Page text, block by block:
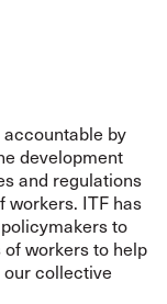
by
development
and regulations
workers. ITF has
to
workers to help
collective